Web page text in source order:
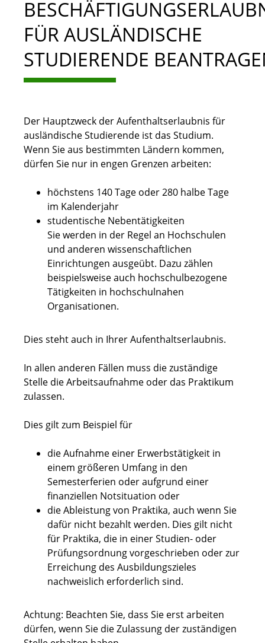
FÜR AUSLÄNDISCHE
STUDIERENDE
Der Hauptzweck der Aufenthaltserlaubnis für
ausländische Studierende ist das Studium.
Wenn Sie aus bestimmten Ländern kommen,
dürfen Sie nur in engen Grenzen arbeiten:
höchstens 140 Tage oder 280 halbe Tage
im Kalenderjahr
studentische Nebentätigkeiten
Sie werden in der Regel an Hochschulen
und anderen wissenschaftlichen
Einrichtungen ausgeübt. Dazu zählen
beispielsweise auch hochschulbezogene
Tätigkeiten in hochschulnahen
Organisationen.
Dies steht auch in Ihrer Aufenthaltserlaubnis.
In allen anderen Fällen muss die zuständige
Stelle die Arbeitsaufnahme oder das Praktikum
zulassen.
Dies gilt zum Beispiel für
die Aufnahme einer Erwerbstätigkeit in
einem größeren Umfang in den
Semesterferien oder aufgrund einer
finanziellen Notsituation oder
die Ableistung von Praktika, auch wenn Sie
dafür nicht bezahlt werden. Dies gilt nicht
für Praktika, die in einer Studien- oder
Prüfungsordnung vorgeschrieben oder zur
Erreichung des Ausbildungszieles
nachweislich erforderlich sind.
Achtung: Beachten Sie, dass Sie erst arbeiten
dürfen, wenn Sie die Zulassung der zuständigen